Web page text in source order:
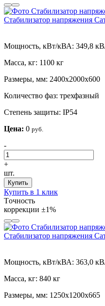
Стабилизатор напряжения
Мощность, кВт/кВА: 349,8
Масса, кг: 1100 кг
Размеры, мм: 2400х2000х600
Количество фаз: трехфазный
Степень защиты: IP54
Цена: 0 руб.
-
+
шт.
Купить
Купить в 1 клик
Tочность
коррекции ±1%
Стабилизатор напряжения
Мощность, кВт/кВА: 363,0
Масса, кг: 840 кг
Размеры, мм: 1250х1200х665